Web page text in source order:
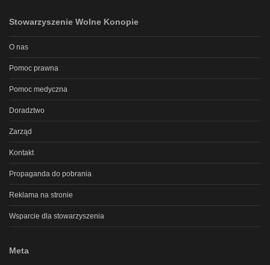
Stowarzyszenie Wolne Konopie
O nas
Pomoc prawna
Pomoc medyczna
Doradztwo
Zarząd
Kontakt
Propaganda do pobrania
Reklama na stronie
Wsparcie dla stowarzyszenia
Meta